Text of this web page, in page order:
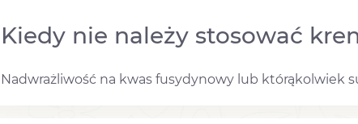
Kiedy nie należy stosować
Nadwrażliwość na kwas fusydynowy lub którąkolwiek